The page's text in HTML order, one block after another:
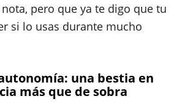
pero que ya te digo que tu
si lo usas durante mucho
una bestia en
más que de sobra